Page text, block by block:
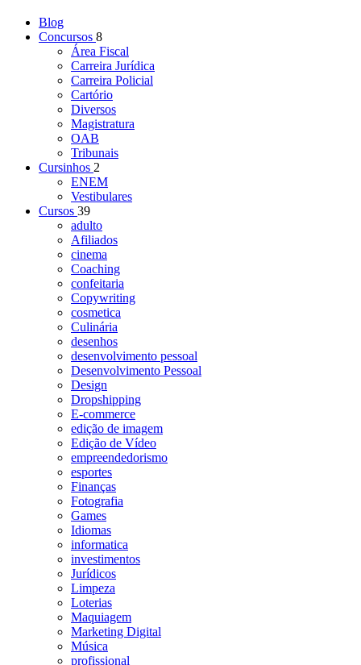
Blog
Concursos 8
Área Fiscal
Carreira Jurídica
Carreira Policial
Cartório
Diversos
Magistratura
OAB
Tribunais
Cursinhos 2
ENEM
Vestibulares
Cursos 39
adulto
Afiliados
cinema
Coaching
confeitaria
Copywriting
cosmetica
Culinária
desenhos
desenvolvimento pessoal
Desenvolvimento Pessoal
Design
Dropshipping
E-commerce
edição de imagem
Edição de Vídeo
empreendedorismo
esportes
Finanças
Fotografia
Games
Idiomas
informatica
investimentos
Jurídicos
Limpeza
Loterias
Maquiagem
Marketing Digital
Música
profissional